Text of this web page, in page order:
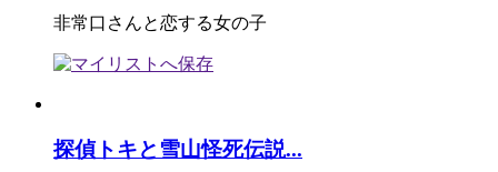
非常口さんと恋する女の子
探偵トキと雪山怪死伝説...